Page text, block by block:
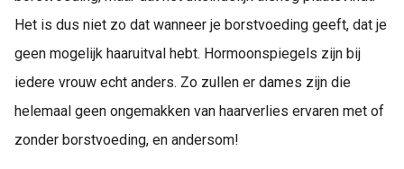
Het is dus niet zo dat wanneer je borstvoeding geeft, dat je
geen mogelijk haaruitval hebt. Hormoonspiegels zijn bij
iedere vrouw echt anders. Zo zullen er dames zijn die
helemaal geen ongemakken van haarverlies ervaren met of
zonder borstvoeding, en andersom!